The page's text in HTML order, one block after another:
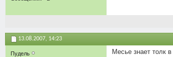
13.08.2007, 14:23
Пудель
Месье знает толк в